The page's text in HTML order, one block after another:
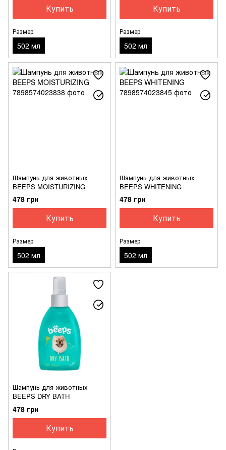
Купить
Размер
502 мл
Купить
Размер
502 мл
Шампунь для животных
BEEPS MOISTURIZING
478 грн
Купить
Размер
502 мл
Шампунь для животных
BEEPS WHITENING
478 грн
Купить
Размер
502 мл
Шампунь для животных
BEEPS DRY BATH
478 грн
Купить